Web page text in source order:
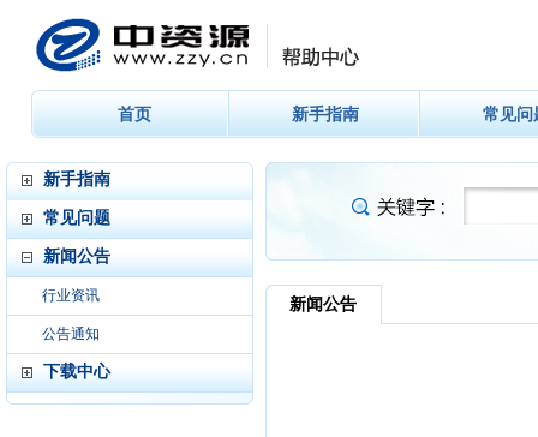
首页 新手指南 常见问
新手指南
常见问题
新闻公告
行业资讯
公告通知
下载中心